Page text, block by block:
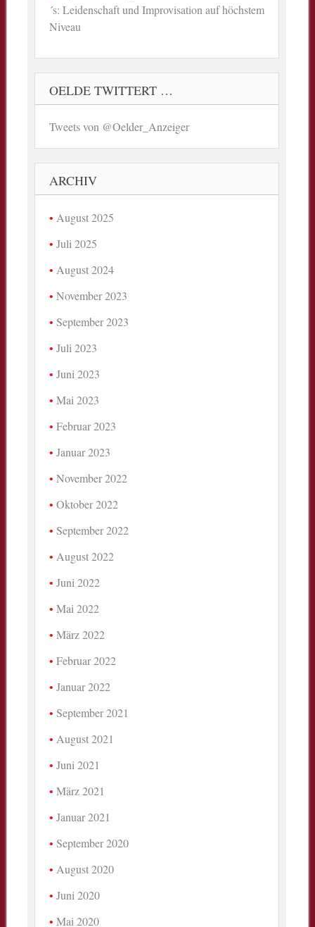
´s: Leidenschaft und Improvisation auf höchstem
Niveau
OELDE TWITTERT …
Tweets von @Oelder_Anzeiger
ARCHIV
August 2025
Juli 2025
August 2024
November 2023
September 2023
Juli 2023
Juni 2023
Mai 2023
Februar 2023
Januar 2023
November 2022
Oktober 2022
September 2022
August 2022
Juni 2022
Mai 2022
März 2022
Februar 2022
Januar 2022
September 2021
August 2021
Juni 2021
März 2021
Januar 2021
September 2020
August 2020
Juni 2020
Mai 2020